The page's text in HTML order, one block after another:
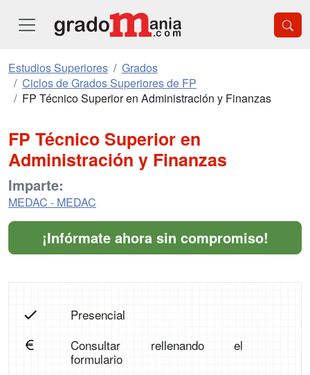
Estudios Superiores
Grados
Ciclos de Grados Superiores de FP
FP Técnico Superior en Administración y Finanzas
FP Técnico Superior en
Administración y Finanzas
Imparte:
MEDAC - MEDAC
¡Infórmate ahora sin compromiso!
Presencial
Consultar rellenando el
formulario